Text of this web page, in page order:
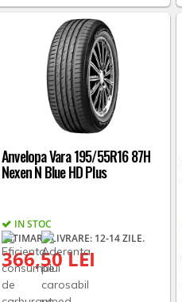
Anvelopa Vara 195/55R16 87H
Nexen N Blue HD Plus
IN STOC
ESTIMARE LIVRARE: 12-14 ZILE.
366,50 LEI